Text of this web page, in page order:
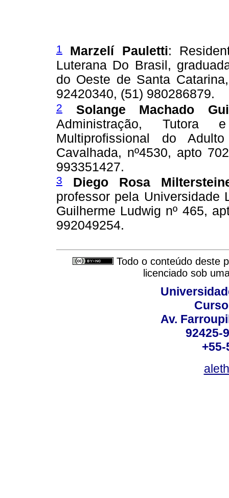
1 Marzelí Pauletti:
Luterana Do Brasil,
do Oeste de Santa
92420340, (51) 980286879.
2
Solange Machado
Administração, Tutora
Multiprofissional do
Cavalhada, nº4530, apto
993351427.
3
Diego Rosa
professor pela Universidade
Guilherme Ludwig nº 465,
992049254.
Todo o conteúdo deste
licenciado sob
Av.
92425-